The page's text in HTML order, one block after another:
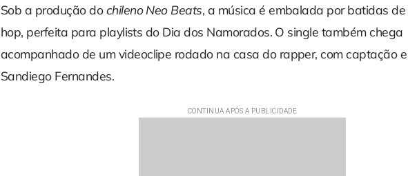
Sob a produção dochileno Neo Beats, a música é embalada por batidas
hop, perfeita para playlists do Dia dos Namorados. O single também chega
acompanhado de um videoclipe rodado na casa do rapper, com captação
Sandiego Fernandes.